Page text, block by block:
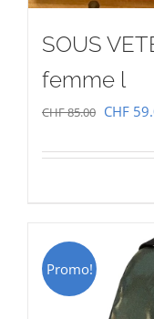
SOUS
femme l
CHF85.00 Le
initial
CHF
Promo!